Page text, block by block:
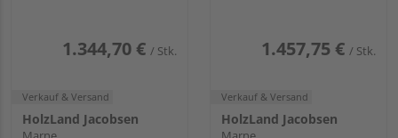
1.344,70 € / Stk.
Verkauf & Versand
HolzLand Jacobsen
1.457,75 € / Stk.
Verkauf & Versand
HolzLand Jacobsen